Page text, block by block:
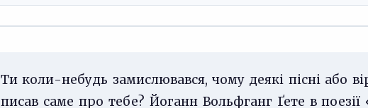
Ти коли-небудь замислювався, чому деякі пісні або
писав саме про тебе? Йоганн Вольфганг Ґете в